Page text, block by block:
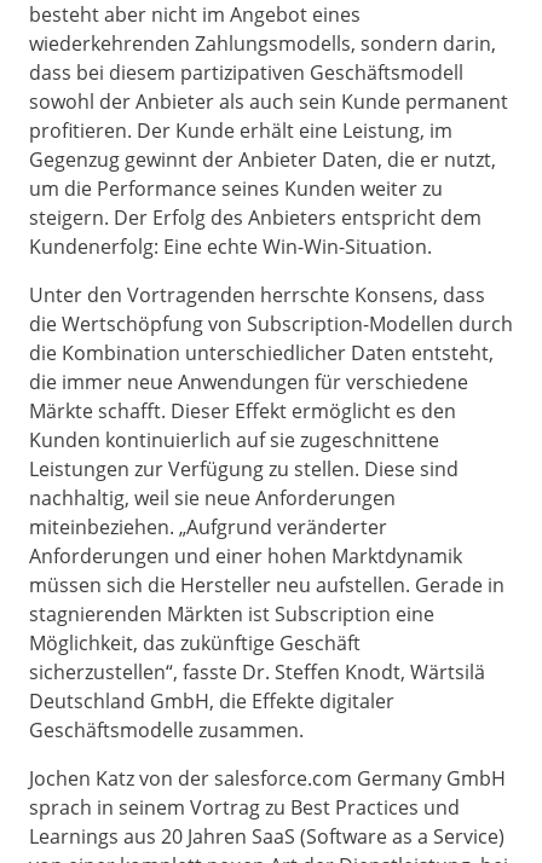
besteht aber nicht im Angebot eines
wiederkehrenden Zahlungsmodells, sondern darin,
dass bei diesem partizipativen Geschäftsmodell
sowohl der Anbieter als auch sein Kunde permanent
profitieren. Der Kunde erhält eine Leistung, im
Gegenzug gewinnt der Anbieter Daten, die er nutzt,
um die Performance seines Kunden weiter zu
steigern. Der Erfolg des Anbieters entspricht dem
Kundenerfolg: Eine echte Win-Win-Situation.
Unter den Vortragenden herrschte Konsens, dass
die Wertschöpfung von Subscription-Modellen durch
die Kombination unterschiedlicher Daten entsteht,
die immer neue Anwendungen für verschiedene
Märkte schafft. Dieser Effekt ermöglicht es den
Kunden kontinuierlich auf sie zugeschnittene
Leistungen zur Verfügung zu stellen. Diese sind
nachhaltig, weil sie neue Anforderungen
miteinbeziehen. „Aufgrund veränderter
Anforderungen und einer hohen Marktdynamik
müssen sich die Hersteller neu aufstellen. Gerade in
stagnierenden Märkten ist Subscription eine
Möglichkeit, das zukünftige Geschäft
sicherzustellen“, fasste Dr. Steffen Knodt, Wärtsilä
Deutschland GmbH, die Effekte digitaler
Geschäftsmodelle zusammen.
Jochen Katz von der salesforce.com Germany GmbH
sprach in seinem Vortrag zu Best Practices und
Learnings aus 20 Jahren SaaS (Software as a Service)